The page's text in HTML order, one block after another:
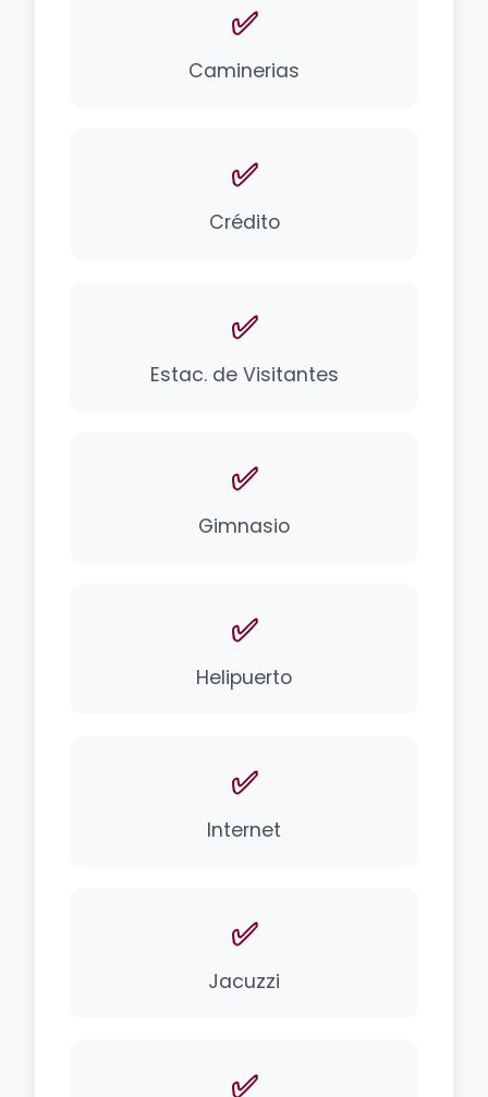
✅
Caminerias
✅
Crédito
✅
Estac. de Visitantes
✅
Gimnasio
✅
Helipuerto
✅
Internet
✅
Jacuzzi
✅